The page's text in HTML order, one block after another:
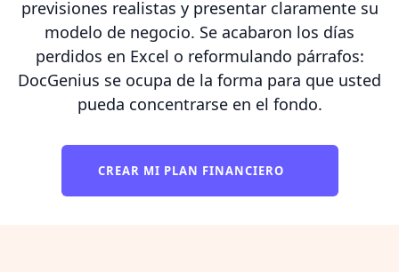
previsiones realistas y presentar claramente su
modelo de negocio. Se acabaron los días
perdidos en Excel o reformulando párrafos:
DocGenius se ocupa de la forma para que usted
pueda concentrarse en el fondo.
CREAR MI PLAN FINANCIERO